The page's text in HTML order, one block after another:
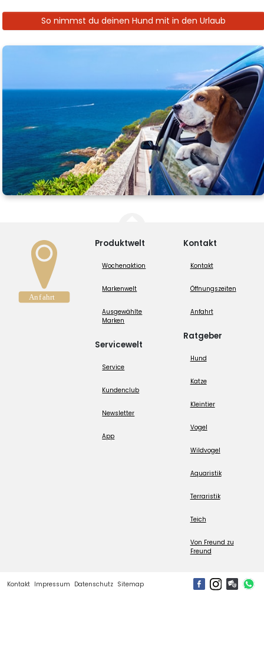
So nimmst du deinen Hund mit in den Urlaub
Produktwelt
Wochenaktion
Markenwelt
Ausgewählte
Marken
Servicewelt
Service
Kundenclub
Newsletter
App
Kontakt
Kontakt
Öffnungszeiten
Anfahrt
Ratgeber
Hund
Katze
Kleintier
Vogel
Wildvogel
Aquaristik
Terraristik
Teich
Von Freund zu
Freund
Kontakt Impressum Datenschutz Sitemap